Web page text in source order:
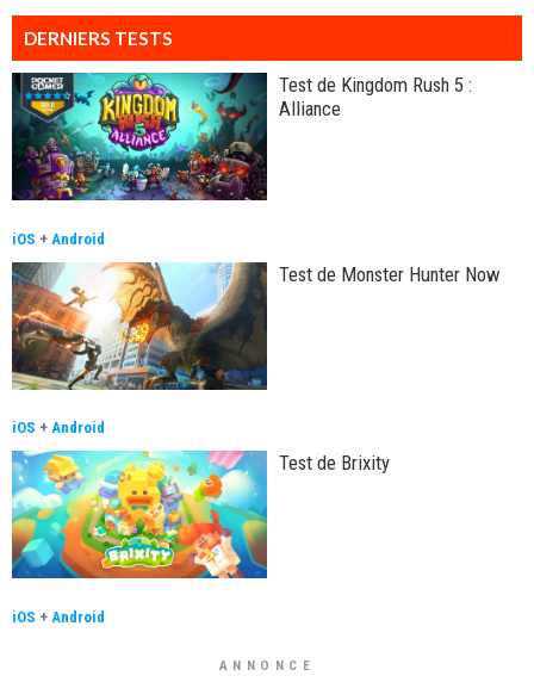
DERNIERS TESTS
Test de Kingdom Rush 5 :
Alliance
iOS + Android
Test de Monster Hunter Now
iOS + Android
Test de Brixity
iOS + Android
ANNONCE